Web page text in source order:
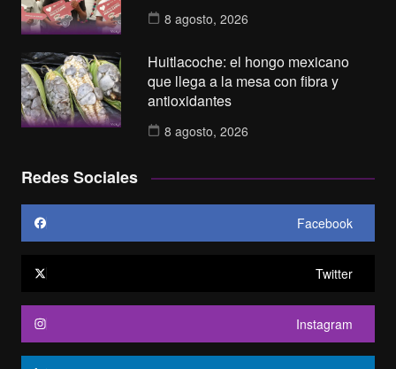
8 agosto, 2026
Huitlacoche: el hongo mexicano
que llega a la mesa con fibra y
antioxidantes
8 agosto, 2026
Redes Sociales
Facebook
Twitter
Instagram